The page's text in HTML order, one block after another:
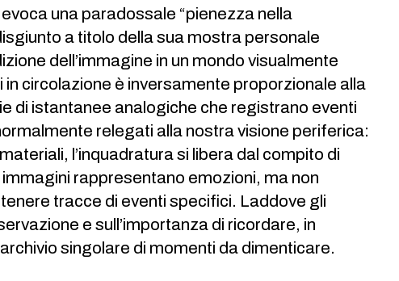
evoca una paradossale “pienezza nella
a titolo della sua mostra personale
dell’immagine in un mondo visualmente
circolazione è inversamente proporzionale alla
di istantanee analogiche che registrano eventi
relegati alla nostra visione periferica:
l’inquadratura si libera dal compito di
rappresentano emozioni, ma non
tracce di eventi specifici. Laddove gli
e sull’importanza di ricordare, in
singolare di momenti da dimenticare.